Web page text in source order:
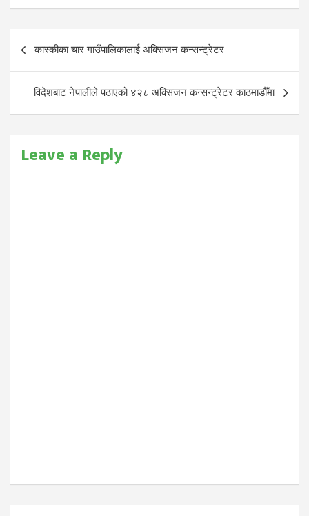
Post
navigation
कास्कीका चार गाउँपालिकालाई अक्सिजन कन्सन्ट्रेटर
विदेशबाट नेपालीले पठाएको ४२८ अक्सिजन कन्सन्ट्रेटर काठमाडौँमा
Leave a Reply